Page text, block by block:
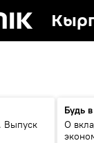
Выпуск
Будь
О